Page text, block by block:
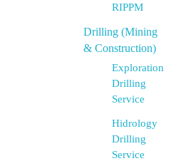
RIPPM
Drilling (Mining
& Construction)
Exploration
Drilling
Service
Hidrology
Drilling
Service